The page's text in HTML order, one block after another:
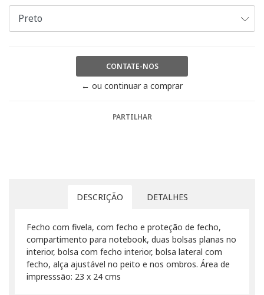
CONTATE-NOS
← ou continuar a comprar
PARTILHAR
DESCRIÇÃO DETALHES
Fecho com fivela, com fecho e proteção de fecho,
compartimento para notebook, duas bolsas planas no
interior, bolsa com fecho interior, bolsa lateral com
fecho, alça ajustável no peito e nos ombros. Área de
impresssão: 23 x 24 cms